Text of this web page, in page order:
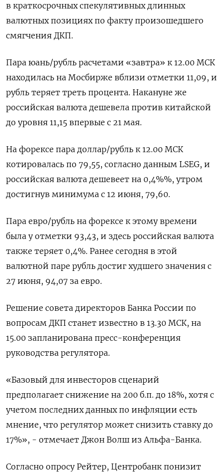
в краткосрочных спекулятивных длинных
валютных позициях по факту произошедшего
смягчения ДКП.
Пара юань/рубль расчетами «завтра» к 12.00 МСК
находилась на Мосбирже вблизи отметки 11,09, и
рубль теряет треть процента. Накануне же
российская валюта дешевела против китайской
до уровня 11,15 впервые с 21 мая.
На форексе пара доллар/рубль к 12.00 МСК
котировалась по 79,55, согласно данным LSEG, и
российская валюта дешевеет на 0,4%%, утром
достигнув минимума с 12 июня, 79,60.
Пара евро/рубль на форексе к этому времени
была у отметки 93,43, и здесь российская валюта
также теряет 0,4%. Ранее сегодня в этой
валютной паре рубль достиг худшего значения с
27 июня, 94,07 за евро.
Решение совета директоров Банка России по
вопросам ДКП станет известно в 13.30 МСК, на
15.00 запланирована пресс-конференция
руководства регулятора.
«Базовый для инвесторов сценарий
предполагает снижение на 200 б.п. до 18%, хотя с
учетом последних данных по инфляции есть
мнение, что регулятор может снизить ставку до
17%», - отмечает Джон Волш из Альфа-Банка.
Согласно опросу Рейтер, Центробанк понизит